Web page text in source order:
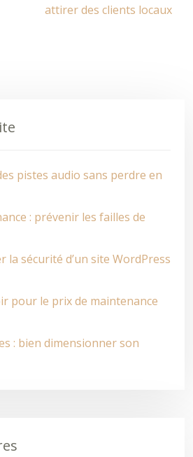
attirer des clients locaux
pistes audio sans perdre en
: prévenir les failles de
la sécurité d’un site WordPress
pour le prix de maintenance
: bien dimensionner son